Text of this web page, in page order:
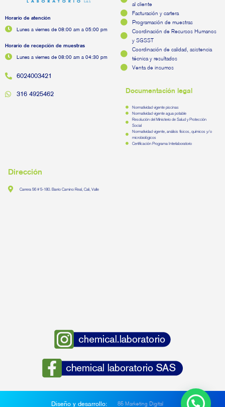
Horario de atención
Lunes a viernes de 08:00 am a 05:00 pm
Horario de recepción de muestras
Lunes a viernes de 08:00 am a 04:30 pm
6024003421
316 4925462
al cliente
Facturación y cartera
Programación de muestras
Coordinación de Recursos Humanos
y SGSST
Coordinación de calidad, asistencia
técnica y resultados
Venta de insumos
Documentación legal
Normatividad vigente piscinas
Normatividad vigente agua potable
Resolución del Ministerio de Salud y Protección
Social
Normatividad vigente, análisis físicos, químicos y/o
microbiológicos
Certificación Programa Interlaboratorio
Dirección
Carrera 56 # 5-180. Barrio Camino Real, Cali, Valle
Diseño y desarrollo: 85 Marketing Digital